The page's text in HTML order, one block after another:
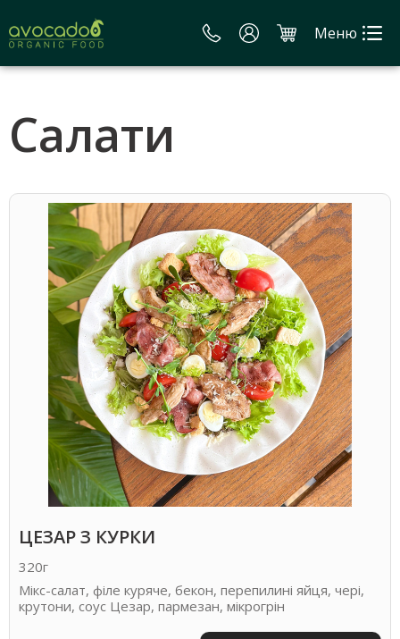
Меню
Салати
ЦЕЗАР З КУРКИ
320г
Мікс-салат, філе куряче, бекон, перепилині яйця, чері,
крутони, соус Цезар, пармезан, мікрогрін